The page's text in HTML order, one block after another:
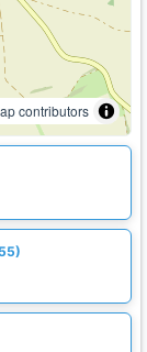
contributors